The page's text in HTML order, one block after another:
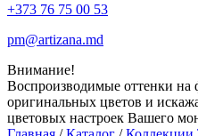
+373 76 75 00 53
pm@artizana.md
Внимание!
Воспроизводимые оттенки на
оригинальных цветов и
цветовых настроек Вашего